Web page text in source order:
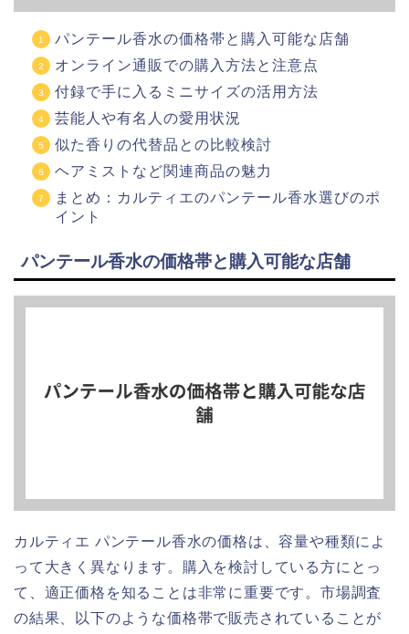
パンテール香水の価格帯と購入可能な店舗
オンライン通販での購入方法と注意点
付録で手に入るミニサイズの活用方法
芸能人や有名人の愛用状況
似た香りの代替品との比較検討
ヘアミストなど関連商品の魅力
まとめ：カルティエのパンテール香水選びのポ
イント
パンテール香水の価格帯と購入可能な店舗
カルティエ パンテール香水の価格は、容量や種類によ
って大きく異なります。購入を検討している方にとっ
て、適正価格を知ることは非常に重要です。市場調査
の結果、以下のような価格帯で販売されていることが